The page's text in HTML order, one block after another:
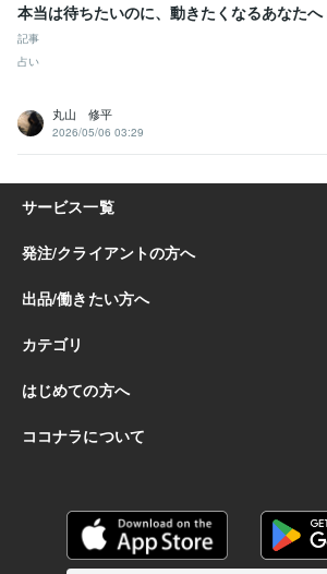
本当は待ちたいのに、動きたくなるあなたへ
記事
占い
丸山 修平
2026/05/06 03:29